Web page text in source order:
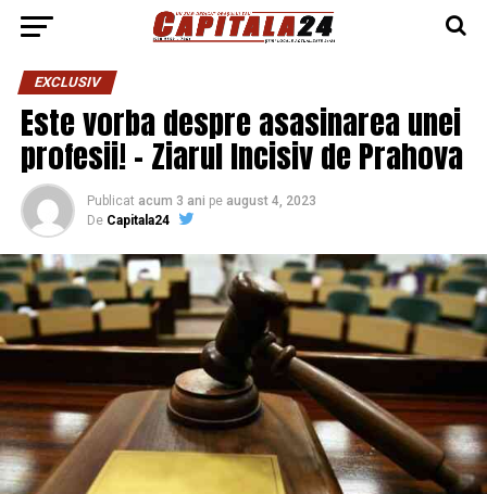
EXCLUSIV
Este vorba despre asasinarea unei
profesii! – Ziarul Incisiv de Prahova
Publicat acum 3 ani pe august 4, 2023
De Capitala24